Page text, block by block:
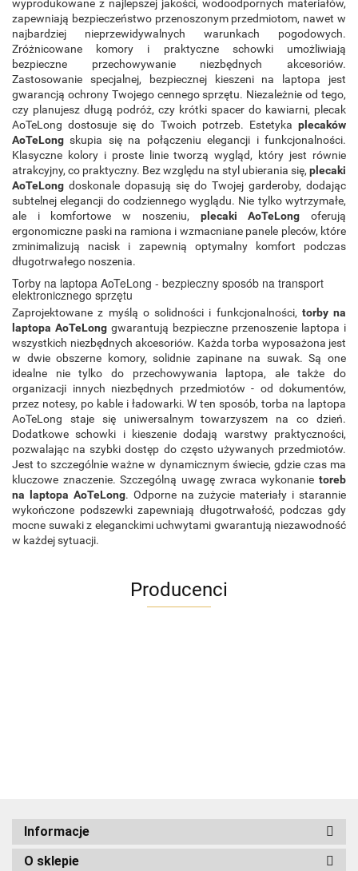
wyprodukowane z najlepszej jakości, wodoodpornych materiałów,
zapewniają bezpieczeństwo przenoszonym przedmiotom, nawet w
najbardziej nieprzewidywalnych warunkach pogodowych.
Zróżnicowane komory i praktyczne schowki umożliwiają
bezpieczne przechowywanie niezbędnych akcesoriów.
Zastosowanie specjalnej, bezpiecznej kieszeni na laptopa jest
gwarancją ochrony Twojego cennego sprzętu. Niezależnie od tego,
czy planujesz długą podróż, czy krótki spacer do kawiarni, plecak
AoTeLong dostosuje się do Twoich potrzeb. Estetyka plecaków
AoTeLong skupia się na połączeniu elegancji i funkcjonalności.
Klasyczne kolory i proste linie tworzą wygląd, który jest równie
atrakcyjny, co praktyczny. Bez względu na styl ubierania się, plecaki
AoTeLong doskonale dopasują się do Twojej garderoby, dodając
subtelnej elegancji do codziennego wyglądu. Nie tylko wytrzymałe,
ale i komfortowe w noszeniu, plecaki AoTeLong oferują
ergonomiczne paski na ramiona i wzmacniane panele pleców, które
zminimalizują nacisk i zapewnią optymalny komfort podczas
długotrwałego noszenia.
Torby na laptopa AoTeLong - bezpieczny sposób na transport
elektronicznego sprzętu
Zaprojektowane z myślą o solidności i funkcjonalności, torby na
laptopa AoTeLong gwarantują bezpieczne przenoszenie laptopa i
wszystkich niezbędnych akcesoriów. Każda torba wyposażona jest
w dwie obszerne komory, solidnie zapinane na suwak. Są one
idealne nie tylko do przechowywania laptopa, ale także do
organizacji innych niezbędnych przedmiotów - od dokumentów,
przez notesy, po kable i ładowarki. W ten sposób, torba na laptopa
AoTeLong staje się uniwersalnym towarzyszem na co dzień.
Dodatkowe schowki i kieszenie dodają warstwy praktyczności,
pozwalając na szybki dostęp do często używanych przedmiotów.
Jest to szczególnie ważne w dynamicznym świecie, gdzie czas ma
kluczowe znaczenie. Szczególną uwagę zwraca wykonanie toreb
na laptopa AoTeLong. Odporne na zużycie materiały i starannie
wykończone podszewki zapewniają długotrwałość, podczas gdy
mocne suwaki z eleganckimi uchwytami gwarantują niezawodność
w każdej sytuacji.
Producenci
Informacje
O sklepie